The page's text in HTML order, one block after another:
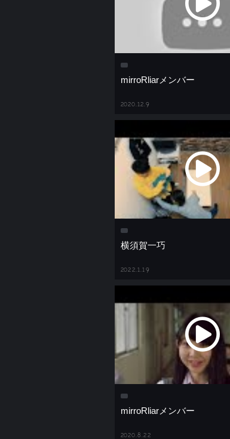
mirroRliarメンバー
2020.12.9
横須賀一巧
2022.1.19
mirroRliarメンバー
2020.8.22